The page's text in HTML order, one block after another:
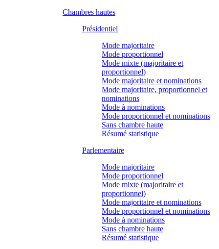
Chambres hautes
Présidentiel
Mode majoritaire
Mode proportionnel
Mode mixte (majoritaire et
proportionnel)
Mode majoritaire et nominations
Mode majoritaire, proportionnel et
nominations
Mode à nominations
Mode proportionnel et nominations
Sans chambre haute
Résumé statistique
Parlementaire
Mode majoritaire
Mode proportionnel
Mode mixte (majoritaire et
proportionnel)
Mode majoritaire et nominations
Mode proportionnel et nominations
Mode à nominations
Sans chambre haute
Résumé statistique